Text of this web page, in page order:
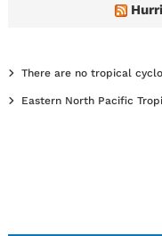
There are no tropical
Eastern North Pacific